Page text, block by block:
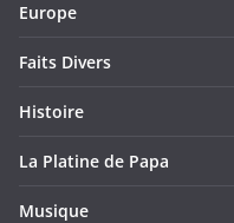
Europe
Faits Divers
Histoire
La Platine de Papa
Musique